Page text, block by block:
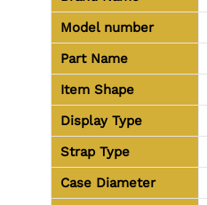
Model number
Part Name
Item Shape
Display Type
Strap Type
Case Diameter